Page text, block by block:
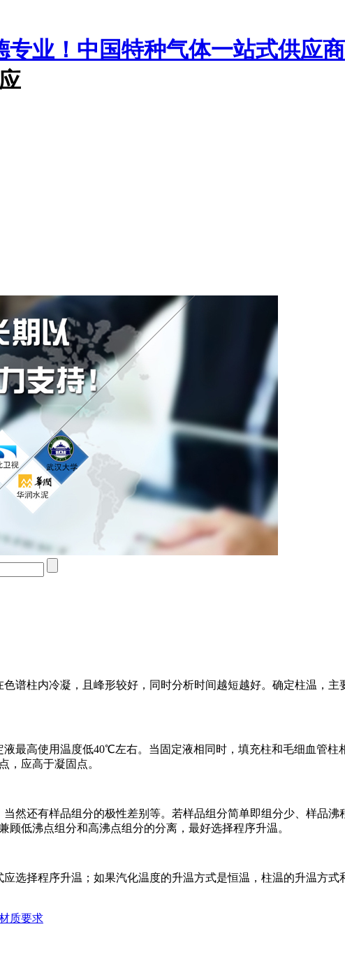
中国特种气体一站式供应商
谱柱内冷凝，且峰形较好，同时分析时间越短越好。确定柱温，
最高使用温度低40℃左右。当固定液相同时，填充柱和毛细血管柱
，应高于凝固点。
然还有样品组分的极性差别等。若样品组分简单即组分少、样品
低沸点组分和高沸点组分的分离，最好选择程序升温。
选择程序升温；如果汽化温度的升温方式是恒温，柱温的升温方
质要求